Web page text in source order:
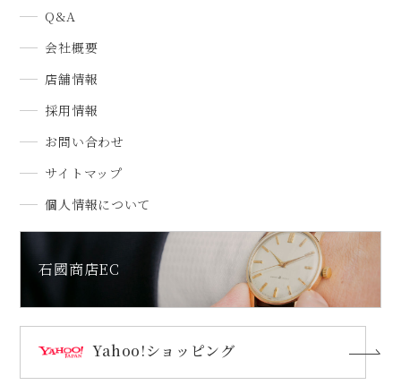
Q&A
会社概要
店舗情報
採用情報
お問い合わせ
サイトマップ
個人情報について
石國商店EC
Yahoo!ショッピング